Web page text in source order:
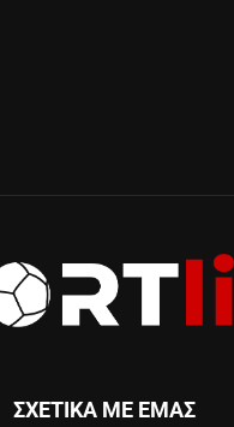
ΣΧΕΤΙΚΑ ΜΕ ΕΜΑΣ